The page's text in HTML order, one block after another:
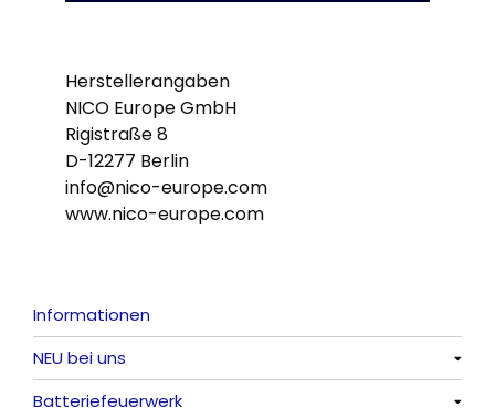
Herstellerangaben
NICO Europe GmbH
Rigistraße 8
D-12277 Berlin
info@nico-europe.com
www.nico-europe.com
Informationen
NEU bei uns
Alle anzeigen
Batteriefeuerwerk